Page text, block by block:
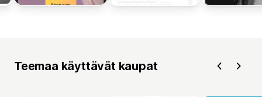
Teemaa käyttävät kaupat